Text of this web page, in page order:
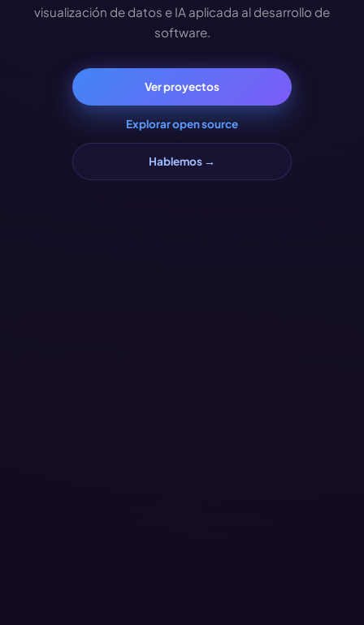
visualización de datos e IA aplicada al desarrollo de
software.
Ver proyectos
Explorar open source
Hablemos →